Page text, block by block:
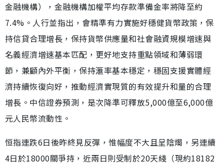
金融機構），金融機構加權平均存款準備金率將降至約
7.4%。人行並指出，會精準有力實施好穩健貨幣政策，保
持信貸合理增長，保持貨幣供應量和社會融資規模增速與
名義經濟增速基本匹配，更好地支持重點領域和薄弱環
節，兼顧內外平衡，保持滙率基本穩定，穩固支援實體經
濟持續恢復向好，推動經濟實現質的有效提升和量的合理
增長。中信證券預測，是次降準可釋放5,000億至6,000億
元人民幣流動性。
恒指連跌6日後昨終見反彈，惟幅度不大且呈陰燭，另連續
4日於18000關爭持，近兩日則受制於20天綫（現約18182